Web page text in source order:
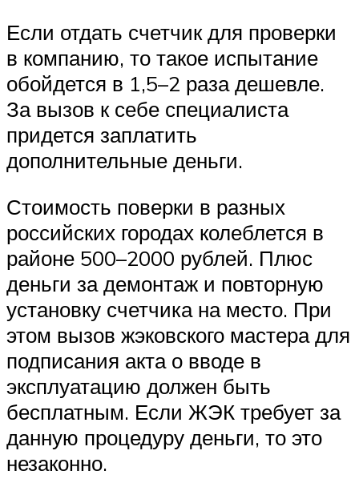
Если отдать счетчик для проверки
в компанию, то такое испытание
обойдется в 1,5–2 раза дешевле.
За вызов к себе специалиста
придется заплатить
дополнительные деньги.
Стоимость поверки в разных
российских городах колеблется в
районе 500–2000 рублей. Плюс
деньги за демонтаж и повторную
установку счетчика на место. При
этом вызов жэковского мастера для
подписания акта о вводе в
эксплуатацию должен быть
бесплатным. Если ЖЭК требует за
данную процедуру деньги, то это
незаконно.